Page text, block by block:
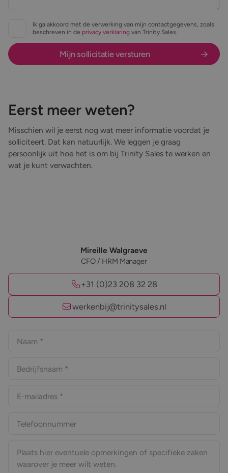
Ik ga akkoord met de verwerking van mijn contactgegevens, zoals
beschreven in de privacy verklaring van Trinity Sales.
Eerst meer weten?
Misschien wil je eerst nog wat meer informatie voordat je
solliciteert. Dat kan natuurlijk. We leggen je graag
persoonlijk uit hoe het is om bij Trinity Sales te werken en
wat je kunt verwachten.
Mireille Walgraeve
CFO / HRM Manager
+31 (0)23 208 32 28
werkenbij@trinitysales.nl